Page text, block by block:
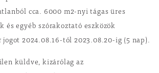
cca. 6000 m2-nyi tágas üres
egyéb szórakoztató eszközök
jogot 2024.08.16-tól 2023.08.20-ig (5 nap).
küldve, kizárólag az